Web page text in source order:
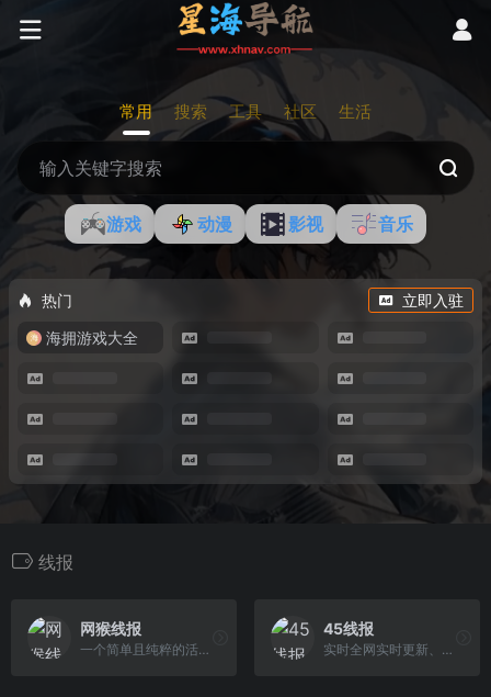
常用 搜索 工具 社区 生活
游戏 动漫 影视 音乐
热门
立即入驻
海拥游戏大全
线报
网猴线报
一个简单且纯粹的活动线报资源分享网站
45线报
实时全网实时更新、活动线报、最快的优惠活动、微信红包、免费有奖活动网站、饿了么优惠券、赚客吧大家谈、神价、bug漏洞单、京东聚划算淘宝优惠线报分享!